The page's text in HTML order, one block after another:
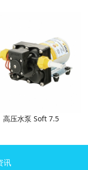
高压水泵 Soft 7.5
讯